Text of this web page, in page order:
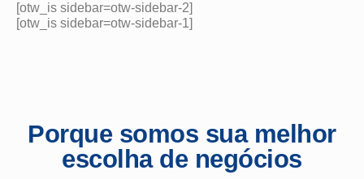
[otw_is sidebar=otw-sidebar-2]
[otw_is sidebar=otw-sidebar-1]
Porque somos sua melhor
escolha de negócios